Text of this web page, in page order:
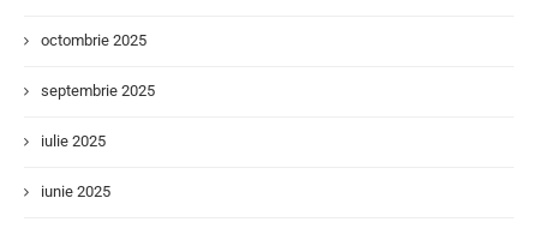
octombrie 2025
septembrie 2025
iulie 2025
iunie 2025